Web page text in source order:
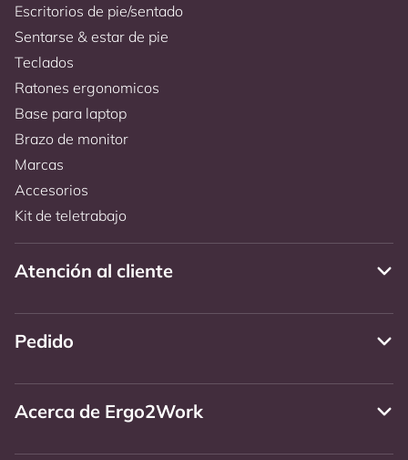
Escritorios de pie/sentado
Sentarse & estar de pie
Teclados
Ratones ergonomicos
Base para laptop
Brazo de monitor
Marcas
Accesorios
Kit de teletrabajo
Atención al cliente
Pedido
Acerca de Ergo2Work